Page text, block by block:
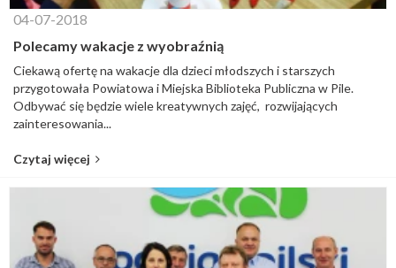
04-07-2018
Polecamy wakacje z wyobraźnią
Ciekawą ofertę na wakacje dla dzieci młodszych i starszych
przygotowała Powiatowa i Miejska Biblioteka Publiczna w Pile.
Odbywać się będzie wiele kreatywnych zajęć, rozwijających
zainteresowania...
Czytaj więcej